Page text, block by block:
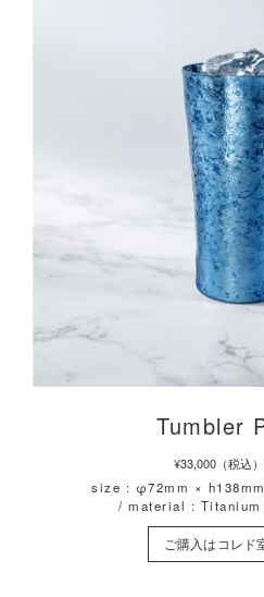
Tumbler
¥33,000（税込
size : φ72mm ×
/ material : Titanium
ご購入はコレド